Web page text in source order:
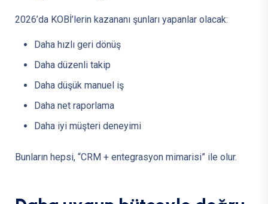
2026’da KOBİ’lerin kazananı şunları yapanlar olacak:
Daha hızlı geri dönüş
Daha düzenli takip
Daha düşük manuel iş
Daha net raporlama
Daha iyi müşteri deneyimi
Bunların hepsi, “CRM + entegrasyon mimarisi” ile olur.